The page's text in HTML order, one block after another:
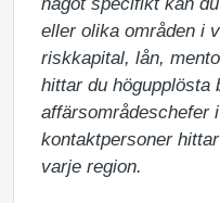
eller olika områden i
riskkapital, lån,
hittar du högupplösta
affärsområdeschefer
kontaktpersoner
varje region.